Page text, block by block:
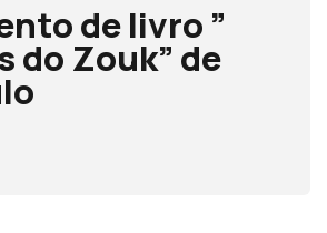
de livro ”
do Zouk” de